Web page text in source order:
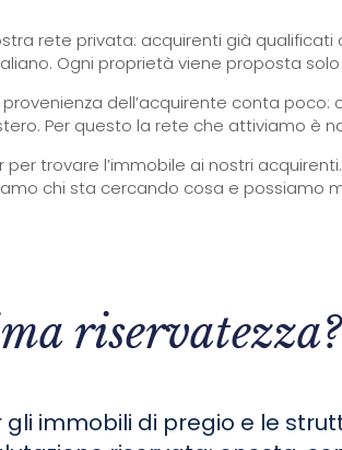
rete privata: acquirenti già
Ogni proprietà viene proposta
dell’acquirente conta poco:
Per questo la rete che attiviamo è
trovare l’immobile ai nostri
chi sta cercando cosa e
riservatezza?
immobili di pregio e le